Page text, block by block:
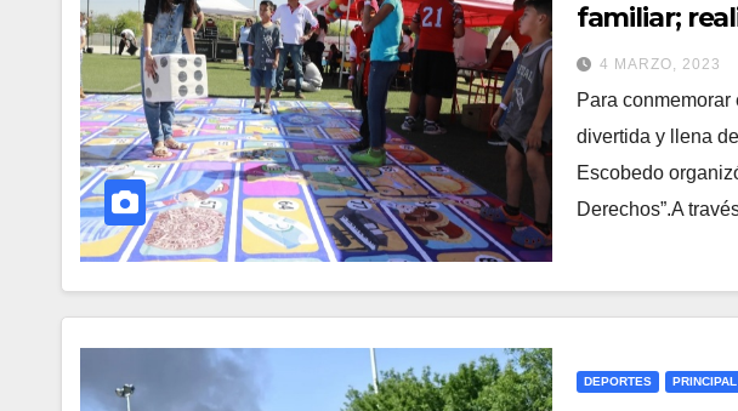
familiar;
con4 MARZO, 2023
Para
divertida y llena
Escobedo
Derechos”.A
DEPORTES PRINCIPAL